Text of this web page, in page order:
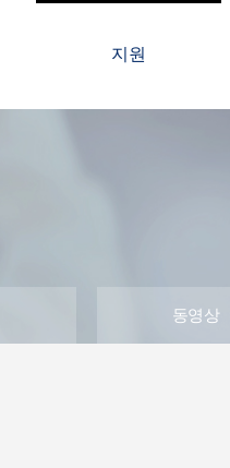
지원
동영상